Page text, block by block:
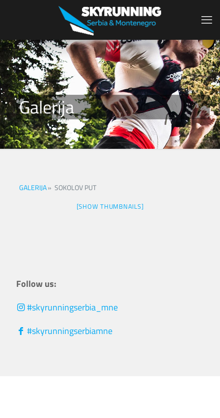
Galerija
GALERIJA» SOKOLOV PUT
[SHOW THUMBNAILS]
Follow us:
#skyrunningserbia_mne
#skyrunningserbiamne